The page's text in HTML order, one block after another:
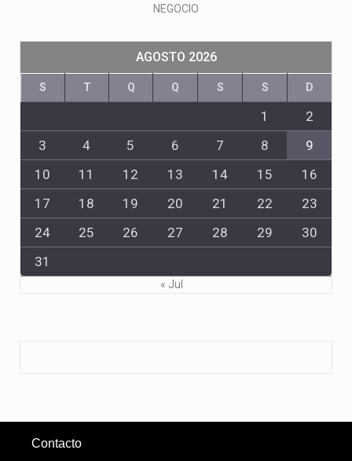
NEGOCIO
AGOSTO 2026
S T Q Q S S D
1
2
3
4 5 6 7 8
9
10
11 12 13 14 15
16
17
18 19 20 21 22
23
24
25 26 27 28 29
30
31
« Jul
Contacto